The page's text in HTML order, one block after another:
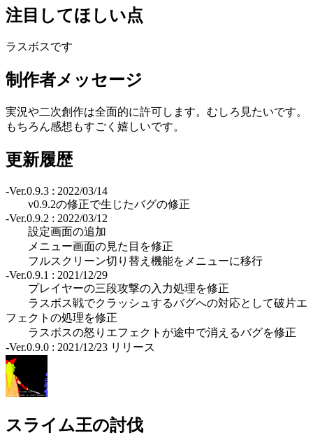
注目してほしい点
ラスボスです
制作者メッセージ
実況や二次創作は全面的に許可します。むしろ見たいです。
もちろん感想もすごく嬉しいです。
更新履歴
-Ver.0.9.3 : 2022/03/14
v0.9.2の修正で生じたバグの修正
-Ver.0.9.2 : 2022/03/12
設定画面の追加
メニュー画面の見た目を修正
フルスクリーン切り替え機能をメニューに移行
-Ver.0.9.1 : 2021/12/29
プレイヤーの三段攻撃の入力処理を修正
ラスボス戦でクラッシュするバグへの対応として破片エ
フェクトの処理を修正
ラスボスの怒りエフェクトが途中で消えるバグを修正
-Ver.0.9.0 : 2021/12/23 リリース
スライム王の討伐